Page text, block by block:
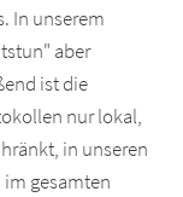
In unserem
aber
ist die
nur lokal,
in unseren
im gesamten